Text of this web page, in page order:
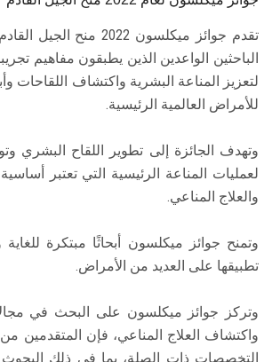
سجل الان
تقدم جوائز ميكلسون 2022
الباحثين الواعدين الذين يطبقون مفاهيم
لتعزيز المناعة البشرية واكتشاف اللقاحات
للأمراض العالمية الرئيسية.
وتهدف الجائزة إلى تطوير اللقاح البشري
لعمليات المناعة الرئيسية التي تعتبر
والعلاج المناعي.
وتمنح جوائز ميكلسون أبحاثًا مبتكرة للغاية
تطبيقها على العديد من الأمراض.
وتركز جوائز ميكلسون على البحث في
واكتشاف العلاج المناعي، فإن المتقدمين
التخصصات ذات الصلة، بما في ذلك البحوث